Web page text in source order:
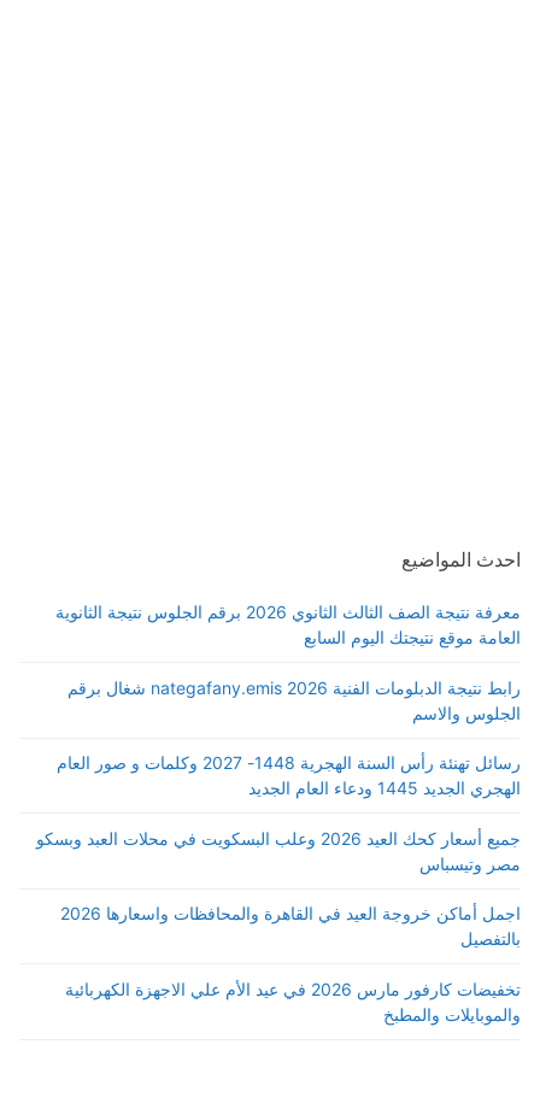
احدث المواضيع
معرفة نتيجة الصف الثالث الثانوي 2026 برقم الجلوس نتيجة الثانوية
العامة موقع نتيجتك اليوم السابع
رابط نتيجة الدبلومات الفنية 2026 nategafany.emis شغال برقم
الجلوس والاسم
رسائل تهنئة رأس السنة الهجرية 1448- 2027 وكلمات و صور العام
الهجري الجديد 1445 ودعاء العام الجديد
جميع أسعار كحك العيد 2026 وعلب البسكويت في محلات العبد وبسكو
مصر وتيسباس
اجمل أماكن خروجة العيد في القاهرة والمحافظات واسعارها 2026
بالتفصيل
تخفيضات كارفور مارس 2026 في عيد الأم علي الاجهزة الكهربائية
والموبايلات والمطبخ